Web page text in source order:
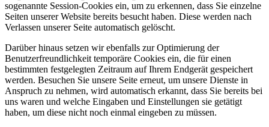
sogenannte Session-Cookies ein, um zu erkennen, dass Sie einzelne
Seiten unserer Website bereits besucht haben. Diese werden nach
Verlassen unserer Seite automatisch gelöscht.
Darüber hinaus setzen wir ebenfalls zur Optimierung der
Benutzerfreundlichkeit temporäre Cookies ein, die für einen
bestimmten festgelegten Zeitraum auf Ihrem Endgerät gespeichert
werden. Besuchen Sie unsere Seite erneut, um unsere Dienste in
Anspruch zu nehmen, wird automatisch erkannt, dass Sie bereits bei
uns waren und welche Eingaben und Einstellungen sie getätigt
haben, um diese nicht noch einmal eingeben zu müssen.